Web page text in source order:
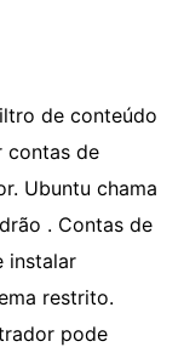
de conteúdo
contas de
Ubuntu chama
. Contas de
instalar
restrito.
pode